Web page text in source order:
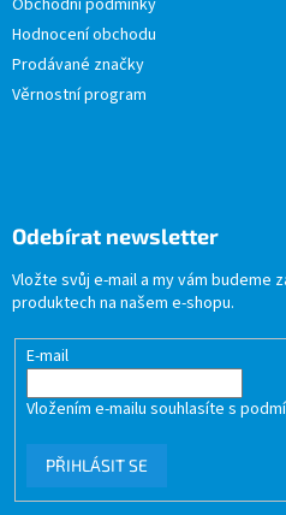
Obchodní podmínky
Hodnocení obchodu
Prodávané značky
Věrnostní program
Odebírat newsletter
Vložte svůj e-mail a my vám budeme
produktech na našem e-shopu.
E-mail
Vložením e-mailu souhlasíte s
PŘIHLÁSIT SE